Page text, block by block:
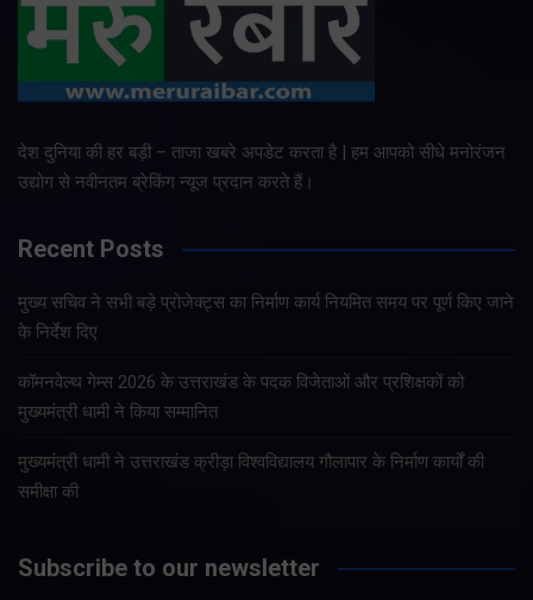
देश दुनिया की हर बड़ी – ताजा खबरे अपडेट करता है | हम आपको सीधे मनोरंजन
उद्योग से नवीनतम ब्रेकिंग न्यूज प्रदान करते हैं।
Recent Posts
मुख्य सचिव ने सभी बड़े प्रोजेक्ट्स का निर्माण कार्य नियमित समय पर पूर्ण किए जाने
के निर्देश दिए
कॉमनवेल्थ गेम्स 2026 के उत्तराखंड के पदक विजेताओं और प्रशिक्षकों को
मुख्यमंत्री धामी ने किया सम्मानित
मुख्यमंत्री धामी ने उत्तराखंड क्रीड़ा विश्वविद्यालय गौलापार के निर्माण कार्यों की
समीक्षा की
Subscribe to our newsletter